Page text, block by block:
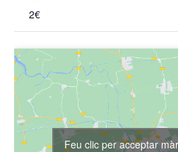
2€
Feu clic per acceptar